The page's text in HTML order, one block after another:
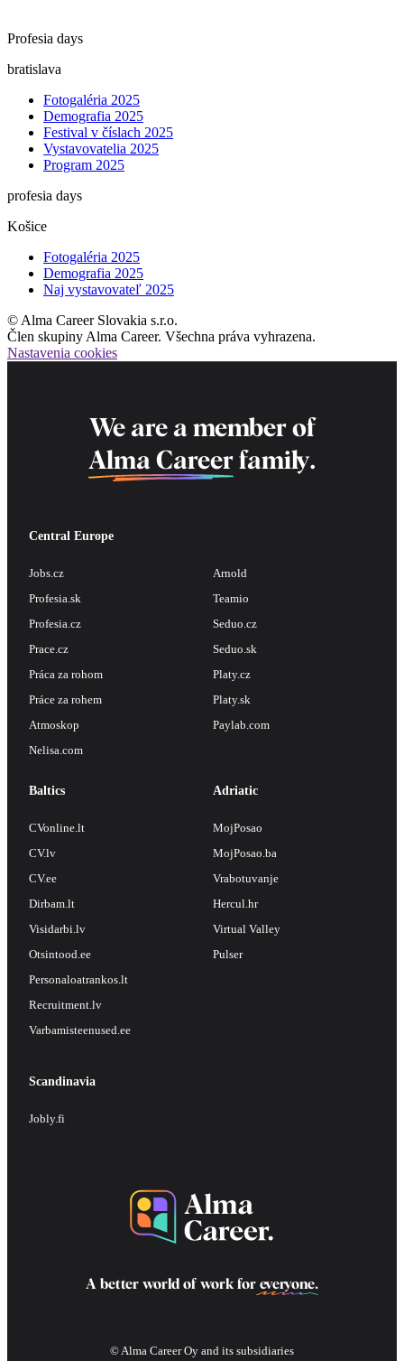
Profesia days
bratislava
Fotogaléria 2025
Demografia 2025
Festival v číslach 2025
Vystavovatelia 2025
Program 2025
profesia days
Košice
Fotogaléria 2025
Demografia 2025
Naj vystavovateľ 2025
© Alma Career Slovakia s.r.o.
Člen skupiny Alma Career. Všechna práva vyhrazena.
Nastavenia cookies
We are a member of
Alma Career family.
Central Europe
Jobs.cz
Profesia.sk
Profesia.cz
Prace.cz
Práca za rohom
Práce za rohem
Atmoskop
Nelisa.com
Arnold
Teamio
Seduo.cz
Seduo.sk
Platy.cz
Platy.sk
Paylab.com
Baltics
CVonline.lt
CV.lv
CV.ee
Dirbam.lt
Visidarbi.lv
Otsintood.ee
Personaloatrankos.lt
Recruitment.lv
Varbamisteenused.ee
Adriatic
MojPosao
MojPosao.ba
Vrabotuvanje
Hercul.hr
Virtual Valley
Pulser
Scandinavia
Jobly.fi
A better world of work for everyone.
© Alma Career Oy and its subsidiaries